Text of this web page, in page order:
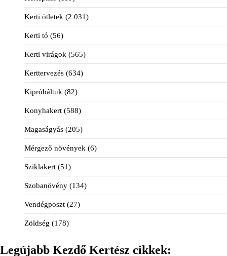
Kerti ötletek (2 031)
Kerti tó (56)
Kerti virágok (565)
Kerttervezés (634)
Kipróbáltuk (82)
Konyhakert (588)
Magaságyás (205)
Mérgező növények (6)
Sziklakert (51)
Szobanövény (134)
Vendégposzt (27)
Zöldség (178)
Legújabb Kezdő Kertész cikkek: